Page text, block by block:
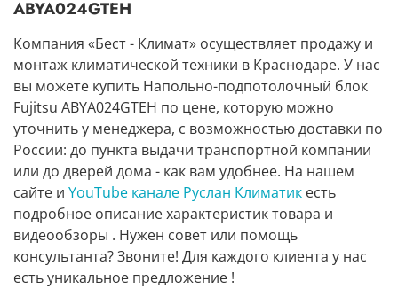
ABYA024GTEH
Компания «Бест - Климат» осуществляет продажу и
монтаж климатической техники в Краснодаре. У нас
вы можете купить Напольно-подпотолочный блок
Fujitsu ABYA024GTEH по цене, которую можно
уточнить у менеджера, с возможностью доставки по
России: до пункта выдачи транспортной компании
или до дверей дома - как вам удобнее. На нашем
сайте и YouTube канале Руслан Климатик есть
подробное описание характеристик товара и
видеообзоры . Нужен совет или помощь
консультанта? Звоните! Для каждого клиента у нас
есть уникальное предложение !